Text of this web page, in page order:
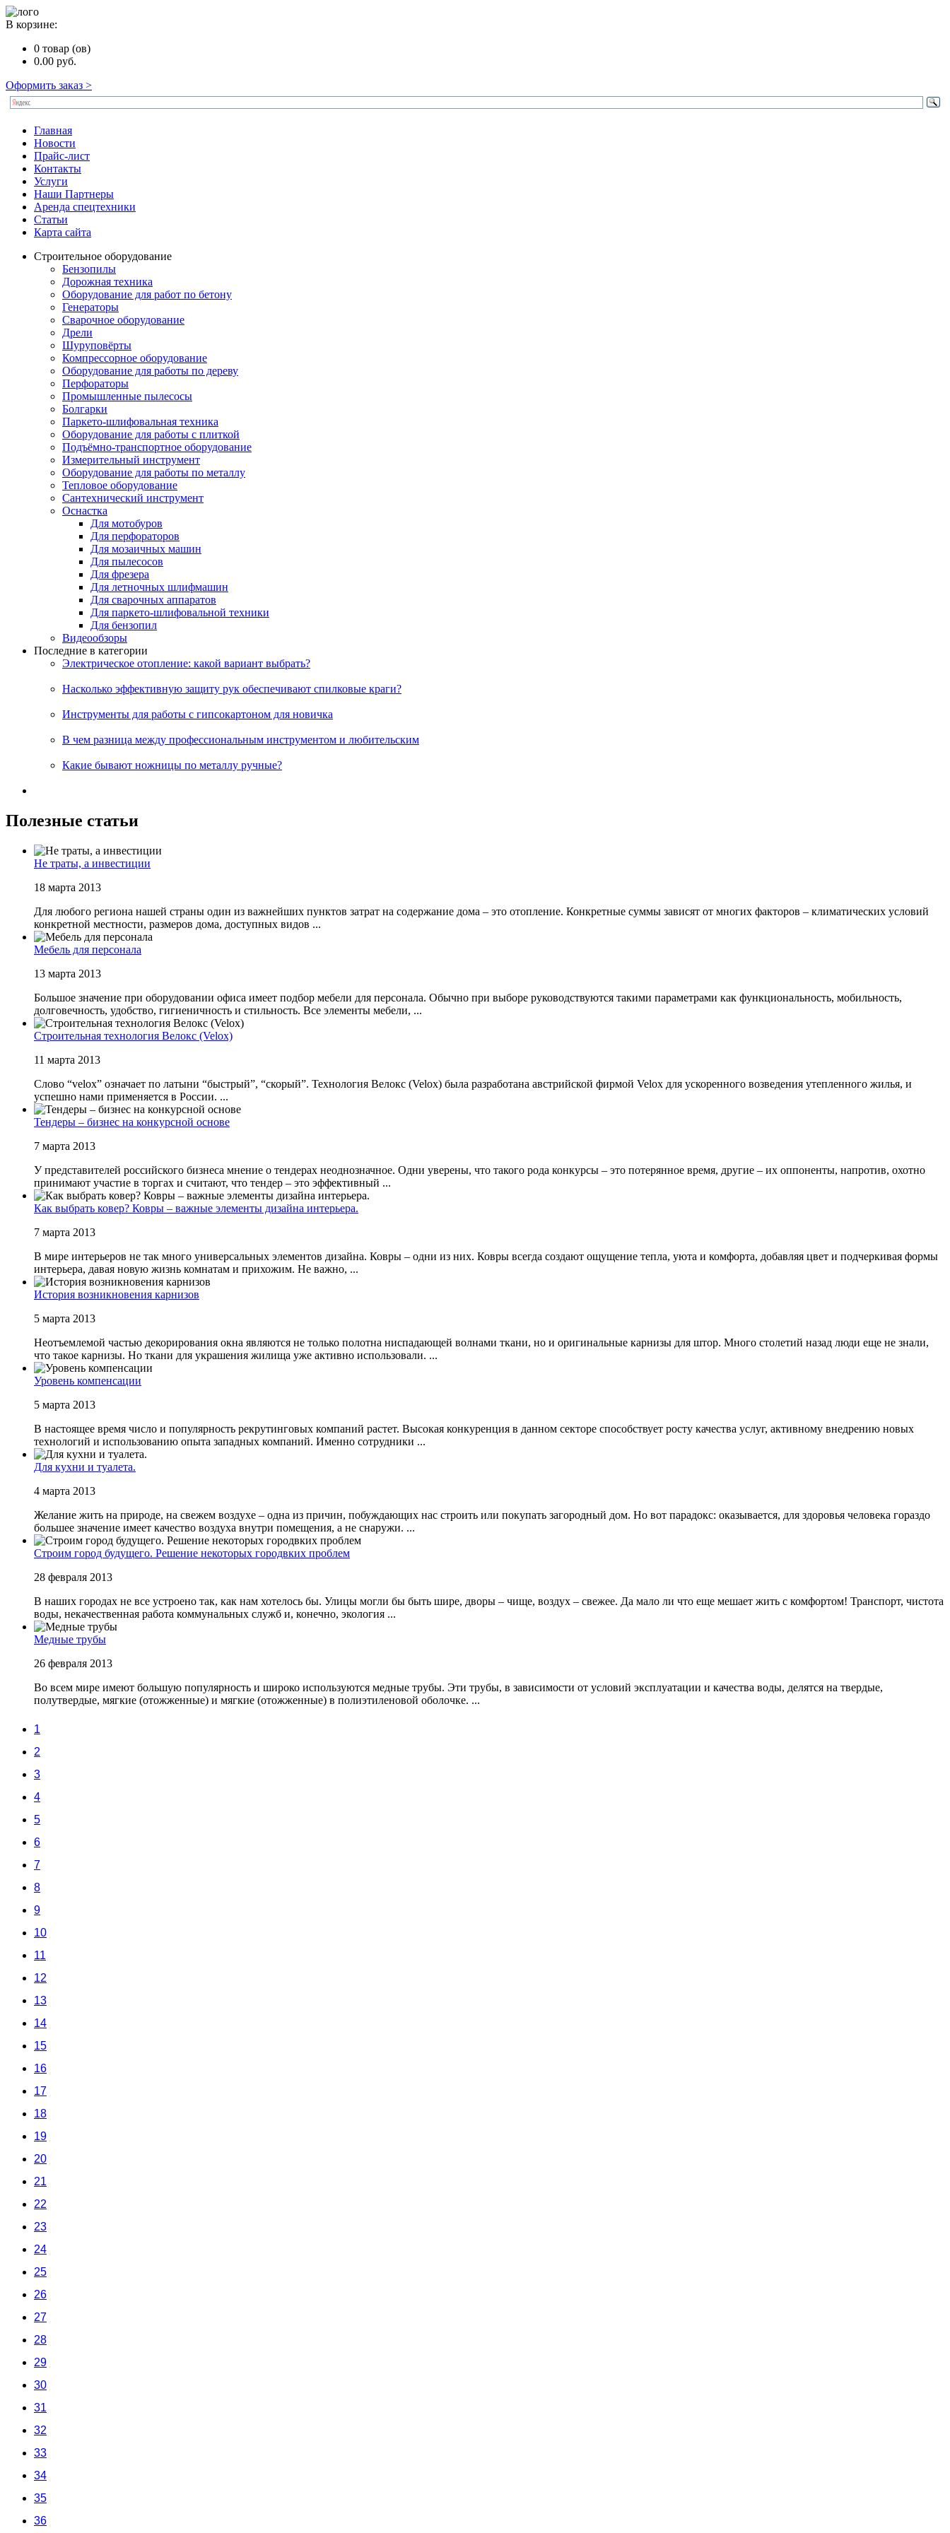
В корзине:
0 товар (ов)
0.00 руб.
Оформить заказ >
Главная
Новости
Прайс-лист
Контакты
Услуги
Наши Партнеры
Аренда спецтехники
Статьи
Карта сайта
Строительное оборудование
Бензопилы
Дорожная техника
Оборудование для работ по бетону
Генераторы
Сварочное оборудование
Дрели
Шуруповёрты
Компрессорное оборудование
Оборудование для работы по дереву
Перфораторы
Промышленные пылесосы
Болгарки
Паркето-шлифовальная техника
Оборудование для работы с плиткой
Подъёмно-транспортное оборудование
Измерительный инструмент
Оборудование для работы по металлу
Тепловое оборудование
Сантехнический инструмент
Оснастка
Для мотобуров
Для перфораторов
Для мозаичных машин
Для пылесосов
Для фрезера
Для летночных шлифмашин
Для сварочных аппаратов
Для паркето-шлифовальной техники
Для бензопил
Видеообзоры
Последние в категории
Электрическое отопление: какой вариант выбрать?
Насколько эффективную защиту рук обеспечивают спилковые краги?
Инструменты для работы с гипсокартоном для новичка
В чем разница между профессиональным инструментом и любительским
Какие бывают ножницы по металлу ручные?
Полезные статьи
Не траты, а инвестиции
18 марта 2013
Для любого региона нашей страны один из важнейших пунктов затрат на содержание дома – это отопление. Конкретные суммы зависят от многих факторов – климатических условий
конкретной местности, размеров дома, доступных видов ...
Мебель для персонала
13 марта 2013
Большое значение при оборудовании офиса имеет подбор мебели для персонала. Обычно при выборе руководствуются такими параметрами как функциональность, мобильность,
долговечность, удобство, гигиеничность и стильность. Все элементы мебели, ...
Строительная технология Велокс (Velox)
11 марта 2013
Слово “velox” означает по латыни “быстрый”, “скорый”. Технология Велокс (Velox) была разработана австрийской фирмой Velox для ускоренного возведения утепленного жилья, и
успешно нами применяется в России. ...
Тендеры – бизнес на конкурсной основе
7 марта 2013
У представителей российского бизнеса мнение о тендерах неоднозначное. Одни уверены, что такого рода конкурсы – это потерянное время, другие – их оппоненты, напротив, охотно
принимают участие в торгах и считают, что тендер – это эффективный ...
Как выбрать ковер? Ковры – важные элементы дизайна интерьера.
7 марта 2013
В мире интерьеров не так много универсальных элементов дизайна. Ковры – одни из них. Ковры всегда создают ощущение тепла, уюта и комфорта, добавляя цвет и подчеркивая формы
интерьера, давая новую жизнь комнатам и прихожим. Не важно, ...
История возникновения карнизов
5 марта 2013
Неотъемлемой частью декорирования окна являются не только полотна ниспадающей волнами ткани, но и оригинальные карнизы для штор. Много столетий назад люди еще не знали,
что такое карнизы. Но ткани для украшения жилища уже активно использовали. ...
Уровень компенсации
5 марта 2013
В настоящее время число и популярность рекрутинговых компаний растет. Высокая конкуренция в данном секторе способствует росту качества услуг, активному внедрению новых
технологий и использованию опыта западных компаний. Именно сотрудники ...
Для кухни и туалета.
4 марта 2013
Желание жить на природе, на свежем воздухе – одна из причин, побуждающих нас строить или покупать загородный дом. Но вот парадокс: оказывается, для здоровья человека гораздо
большее значение имеет качество воздуха внутри помещения, а не снаружи. ...
Строим город будущего. Решение некоторых городвких проблем
28 февраля 2013
В наших городах не все устроено так, как нам хотелось бы. Улицы могли бы быть шире, дворы – чище, воздух – свежее. Да мало ли что еще мешает жить с комфортом! Транспорт, чистота
воды, некачественная работа коммунальных служб и, конечно, экология ...
Медные трубы
26 февраля 2013
Во всем мире имеют большую популярность и широко используются медные трубы. Эти трубы, в зависимости от условий эксплуатации и качества воды, делятся на твердые,
полутвердые, мягкие (отожженные) и мягкие (отожженные) в полиэтиленовой оболочке. ...
1
2
3
4
5
6
7
8
9
10
11
12
13
14
15
16
17
18
19
20
21
22
23
24
25
26
27
28
29
30
31
32
33
34
35
36